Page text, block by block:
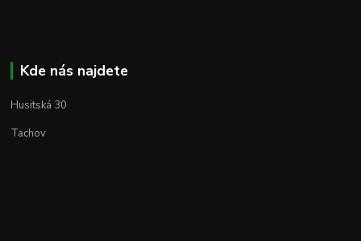
Kde nás najdete
Husitská 30
Tachov